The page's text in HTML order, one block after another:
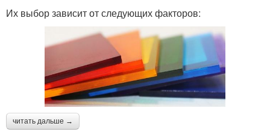
Их выбор зависит от следующих факторов:
читать дальше →